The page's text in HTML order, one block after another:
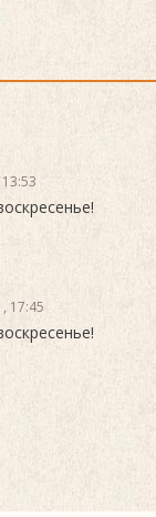
17:45